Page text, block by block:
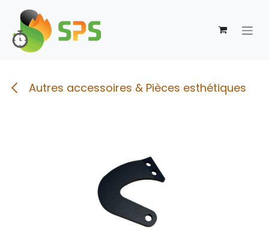
Se rendre au contenu
Autres accessoires & Pièces esthétiques